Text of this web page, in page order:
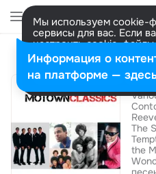
Мы используем cookie-
сервисы для вас. Если
настроить cookie-
представитель. Больше
Разрешить все
The
the
Информация о
на платформе —